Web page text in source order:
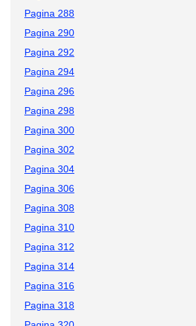
Pagina 288
Pagina 290
Pagina 292
Pagina 294
Pagina 296
Pagina 298
Pagina 300
Pagina 302
Pagina 304
Pagina 306
Pagina 308
Pagina 310
Pagina 312
Pagina 314
Pagina 316
Pagina 318